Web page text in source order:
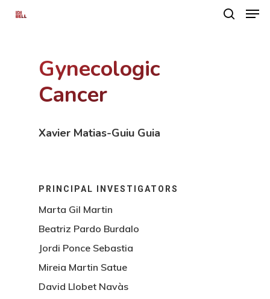
Hit enter to search or ESC to close
Gynecologic
Cancer
Xavier Matias-Guiu Guia
PRINCIPAL INVESTIGATORS
Marta Gil Martin
Beatriz Pardo Burdalo
Jordi Ponce Sebastia
Mireia Martin Satue
David Llobet Navàs